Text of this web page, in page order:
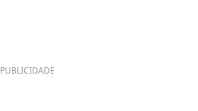
PUBLICIDADE